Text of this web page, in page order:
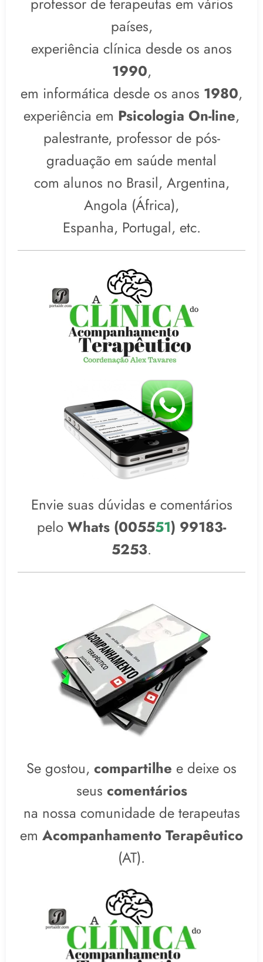
países,
experiência clínica desde os anos
1990,
em informática desde os anos 1980,
experiência em Psicologia On-line,
palestrante, professor de pós-
graduação em saúde mental
com alunos no Brasil, Argentina,
Angola (África),
Espanha, Portugal, etc.
Envie suas dúvidas e comentários
pelo Whats (005551) 99183-
5253.
Se gostou, compartilhe e deixe os
seus comentários
na nossa comunidade de terapeutas
em Acompanhamento Terapêutico
(AT).